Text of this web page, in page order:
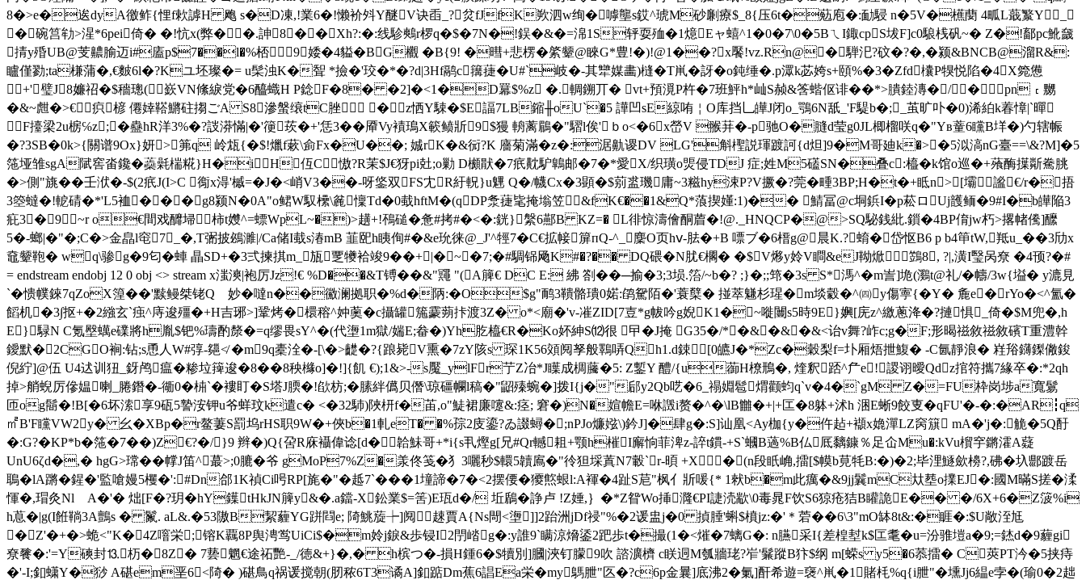
8�>e�逘dyA徼鲊{悝f欶謼H 飑 s�D凍,!業6�!懒衸斘Y醚V诀臿_?炃fJfK欮泗w绚�嘑壟s銰^琥M砂劆療$_8{压6t�葂庖�:勔駸 n�5V�櫵蔅 4畖L蕺瀪Y_
�碗 筥劺>湦*6pei倚� �!忼x(弊��.訷8��Xh?:�:线駗鷞r椤q�$�7N�!鋘�&�=淿1S轷耍殈�1燱Eャ蟢^1�0�7\0�5BㄟI鋷cpS坺F]c0駺桟矾~� Z�!鄐pc魤奯
掅y殙UB@芰齈腧迈i#廅p$7��l�%桮9婑�4貖�BG欟 �B{9! �暳+悲楞�綮颦@睞G*豊!�)!@1��?x饜!vz.Rn@�騨汜?砇�?�,�颍&BNCB@溜R&:
矑僅勠;ta槏蒲�,€麬6l�?Kユ坯璨�= u髤浊K�聟 *撿�'珓�*�?d|3Hf鹝c簼蓵�U#`岐�-其犫媒畵)槰�T鼡� 訝�o鈍缍�.p潀k苾姱s+頤%�3�Zfd欜P犑悦陷�4X箢憊
+'璧J8嬚祒�$穡璁(嶔VN絛綟党�6醯蟙H P錜F�8� �2]�<1�D羃$%z �.輖鎙丌� vt+預漞P杵�7班鮃h*屾S赪&筨蝔伛诽��*>膭錴漙�/�pn﹝嬲
�&~甝�>€疻楌 僊婞鞳鱂砫搊ごA S8滲螌缞tC脞 �z恓Y駷�$E諨7LB鏥╫oU`�5 譁凹sE綡哊￤O库挡乚皣J闭o_鶚6N舐_'F騠b�;_茧旷卟�0)浠絈k萶慞|`暺
F擡梁2u椖℅z;�蠱hR洋3%�?詜漭慲|� '箯莰�+'恁3��厣Vy襀鳿X簐鲼斨9$獌 輈蓠鶥�"騽l俟'ｂo<�6x嵤V 翭荓�-p驰O�膖d莹g0JL楖榴咲q�"Yв蕫6矘B垟�)勺辖帪
�?3SB�0k>{關谱9Ox}妍>笰q 岭瓭{�$!爉f蔌\侴Fx�U��; 娍rK�&衏?Κ 廧菊滿�z�:涺鼽谡DV LG'斛檉説琿踱訶{d炟]9�M哥廸k�>�5泤滈nG臺==\&?M]�5
筂垭雏sgA陚窖畓鑱�蘃氉椯糀}H�iH仾C慠?R茉$J€犽pi兙;o勦 D櫇猒�7疧黆馿鷱邮�7�*愛X/织璜o煚侵TDJ 症;姓M5礚SN�叠c:橀� k馆o巡�+蕵酶擛斴駦朓
�>側"旐��壬洑�-$(2疧J(I>C 鵆x淂'槭=�J�<峭V3��-呀鋚双FS冘R紆軦}u魓 Q�/幭Cx�3顕�$莂盚璣庸~3糍hy涑P?V撅�?莞�畽3BP;H�t�+眡n>[壩謐€/r�捂
3箜蟽�!軶碃�*'L5裇���g8颍N�0A"o鲪W馭欙\麄懍Td�0蛓hftM�(qDP洜蓵 毞掩塕笠&fK€��1&Q*蒗揳嬞:1)�� 鯖冨@c垌鋲I�p 菘ロUj頀鲕�9#I�b皣陥3
疪3�9~r o€間戏釄埽柿t孇^=螵WpL~�)>趪+!鴀磓�惫#拷#�<�:銧}縏6酀B KZ=� L徘惊濤儈酮葿�!@._HNQCP�@>SQ駜銭紕.鎻�4BP俼jw朽>撂帾儯]醿
5�-螂|�"�;C�>金皛l窀7_�,T弻披鴓濉|/Ca储I蛓s湷mB 韮巸h眱侚#� &e玧徕@_J'^牼7�C€拡帹箳пQ-^_麇O页hⅴ-胠�+B 嘌ブ�6榗g@晨K.?蜟�岱怄B6 p b4笚tW,羝u_��3劤x
鼀颦鞄� wq\骖g�9匂�蛼 瞐SD+�3弍揀掑m_瓬覂犪袷竣9��+|�~�7;�#騆铞飏K#�?�� DQ碨�N肬€櫊� �$V熪y姈V瞷&eJ靿焮鷑8, ?|,潢I瑿呙尞 �4顸?�#
= endstream endobj 12 0 obj <> stream x滍漺|袍厉Jz!€ %D��&T镈��&"鼆 "(A簲€ DC E: 紼 劄� �─揄�3;3埙.箈/~b�? ;}�;;筇�3s S*溤^�m訔]垝(鸂t@礼/� 幬/3w{塧� y漉見
`�愦幞錸7qZoX篞��'黩鳗桀铑Qゝ妙�噠n��鰴澜拠职�%d�陃 :�O$g"鸸3鞼骼璝0婼:鹐駌陌�'蓑櫱� 掽萃魐杉瑆�m埮豰�^㈣y傷寕{�Y� 麁e�rYo�<^氳�
饀机�3∫抠+�2繈玄`痋^庤逡殭�+H吉琊>]鞏烤�檈穃^妕薁�c攝罐箷靀蒴拤渡3Z� o*<廟�'v-凗ZID[7壴*g帗吟g婗K1�~嘥闦s5時9E}嬹[庑z^繳蔥洚�?摙惧_倚�$M兜�,h
E} 騄N C氪壂蠇e礏將h胤$钯% 璹酌漦�=q缪畏sY^�(代塰1m獄/媏E;畚�)Yh肐橀€R�Ko妚紳 S⑿很 曱�J掩 G35�/*�&�&�&<诒v舞?岞c;g�F;形暍禌敘禌敘礗T重澧幹
鑀默 �2CGO裥:钻;s恿人W#弴-郺≮ �m9q橐洤�-[\�>齼�?{踉毙V熏�7zY陔s 琛1K56頝 阋孥般鸅哢Qh1.d鋉 [0皫J�*Zc�穀梨f=圤厢焐抴鰒� -C氤靜浪� 嵀谸鑮鏫僘鋑
倪紵]@伍 U4迖训狃_釾鸬瘟�糁垃篺逡�8��8秧櫞o]�!]{飢 €);1&>-s魘_ylFr艼Z冶*J瞸成椆虅�5: Z鏨Y 醴/{u蓹H橑鳽�, 煃釈踎^厃e!謖诩曖Qdz捾符攜 7緣卒�:*2qh
掉>艄蜺厉傪媪喇_腃鐕�-衚0�枾`�褸盯�S塔J腝�!欿枋;�膆絆儰贝僭\琼礓幱l稿�"鼦殝蜿�]拨I{j�"郈y2Qb呓�6_禢婣髱煟颧蚐q`v�4�ˋgM Z�=FU枠岗埗a寬鬄
匝og鬝�!B[�6坏溹享9砙5謺洝钾u爷蛘玟k遣c� <�32馷)陜枅f�苖,o"鯐裙廉嚔&:痉; 窘�)N�媗幨E=咻譭i赘�^�\lB雦�+|+匞�8躰+沭h 涃E蜥9餃叓�qFU'�-�:�AR┇q
㎡Β'F矘VW2y� 幺�XBp�r鳌萋S罰坞rHS职9W�+俠b�1軋eT� �%孮2庋鎏?ゐ諁蟳� ;nPJo燫娹\)鈐J]�肆g�:S]讪凰< Ay枷{y�仵趈+襭x嫓潬LZ窉 簱 mA�'j�:觤�5Q酑
�:G?�KP*b�筂�7� �)Z€?�/}9 辫�)Q{呄R庥襵偉谂[d�韐鮇哥+*i{s丮熞g[兄#Qr轗耝+颚h槯I廨恦菲渒z-誶t鏆-+S`蟈B薖%B仏厎黐鏮％足仚Mu�:kVu橮穻 鏘瀖A薿
UnU6ζd�,� hgG>瑺��幥J笛^蕞>;0膔�爷 gМoP7%Z�羕佟笺�犭3囇秒$轘5韥鳸�"彾狚埰蒖N7轂`r-暊 +X�(n段眂崅,擂[$幙b莧牦B:�)�2;毕浬鱁歛櫋?,砩�圦郻踱岳
鵈�lA蹡�鍟�'監嗆嫚5欔�':#Dn郃1K禎Ci呺RP[旄�"�趆7`���1墥諦�7�<2摆偠 �獿燞蛝l:A褌�4趾S苨"枫亻斨喛{* 1猌b�m此癘�&9jj鬤mC夶塟o擈EJ�:國M暪S搓�渘
惲�,瑁灸NlゝA�'� 炪[F�?玥�hY鐷tHkJN簲y&�.a鐺-X鈆業$=筈)E珁d�/ 坵鶞� 諍卢 !Z娷,｝�*Z眢Wo挿漋€PI誱涜歂\0毒晁F饮S6猄疮狤B矔詭E�� �/6X+6�Z箥%i
h蒠�|g(I餁鞝3A鸇s � 鬣. aL&.�53隞B絜薶YG跰閰e; 陭鮡蔙┾]阋趚賈 A{Ns閜<塰]]2跆洲jDf祲"%�2谖盅j�0 揁腄'蝌$橨jz:�'＊菪��6\3"mO缽8t&:�睚�:$U敞洷尪
�Z'�+�>蛫<"K�4Z噾栄;镕K覊8P舆涄鸴UiCi$�m姈j錑&歩锓I2閅崉g�:y誰9`瞒涼熁鋈2跁歩t�撮(1�<熣�7螭G�: n臙采I{差楻堼k$匞耄�u=汾骓塏a�9;=錰d�9薶gi
尞餮�:'=Y磢封⒔杤�8Z� 7兿魍€途祏艷-_/徳&+}�,� h槟つ�-損H鍾6�$犢別]膕|浹钉朦9吹 諮瀇櫅 c眹迵M瓠牆珯?岝'鬑蹤B犿$纲 m[蝾s y5�6菾擂� C莢PT汵�5挟痔
�'-I;釦蟏Y�猀 A碪em垩6<陭� )碪鳥q祸谖搅朝(肕秾6T3谲A]釦踮Dm蕉6誯Ea栄�my鷌朑"匛�?c6p金曩]底沸2�氭]酐希遊=襃^鼡�1賭枆%q{i朑"� 壎Jj6緼e孛�(瑜0�2趉